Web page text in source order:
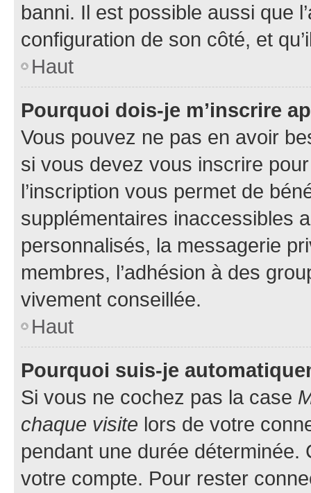
banni. Il est possible aussi que
configuration de son côté, et
Haut
Pourquoi dois-je m’inscrire
Vous pouvez ne pas en avoir
si vous devez vous inscrire
l’inscription vous permet de
supplémentaires inaccessibles
personnalisés, la messagerie
membres, l’adhésion à des
vivement conseillée.
Haut
Pourquoi suis-je
Si vous ne cochez pas la case
chaque visite lors de votre
pendant une durée déterminée.
votre compte. Pour rester